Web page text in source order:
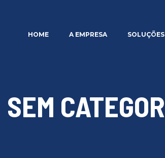
HOME A EMPRESA SOLUÇÕES
SEM